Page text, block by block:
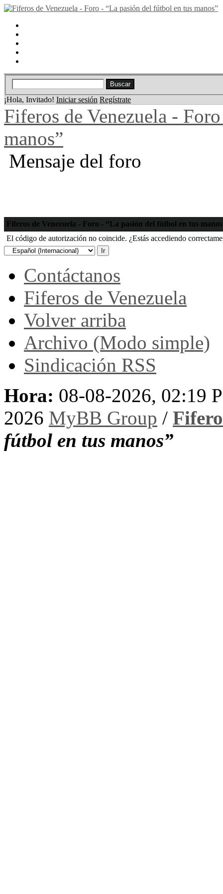
¡Hola, Invitado! Iniciar sesión Regístrate
Fiferos de Venezuela -
manos”
Mensaje del foro
Fiferos de Venezuela - Foro - “La pasión del fútbol en tus
El código de autorización no coincide. ¿Estás accediendo
Contáctanos
Fiferos de Venezuela
Volver arriba
Archivo (Modo simple)
Sindicación RSS
Hora: 08-08-2026, 02:19
2026 MyBB Group /
fútbol en tus manos”